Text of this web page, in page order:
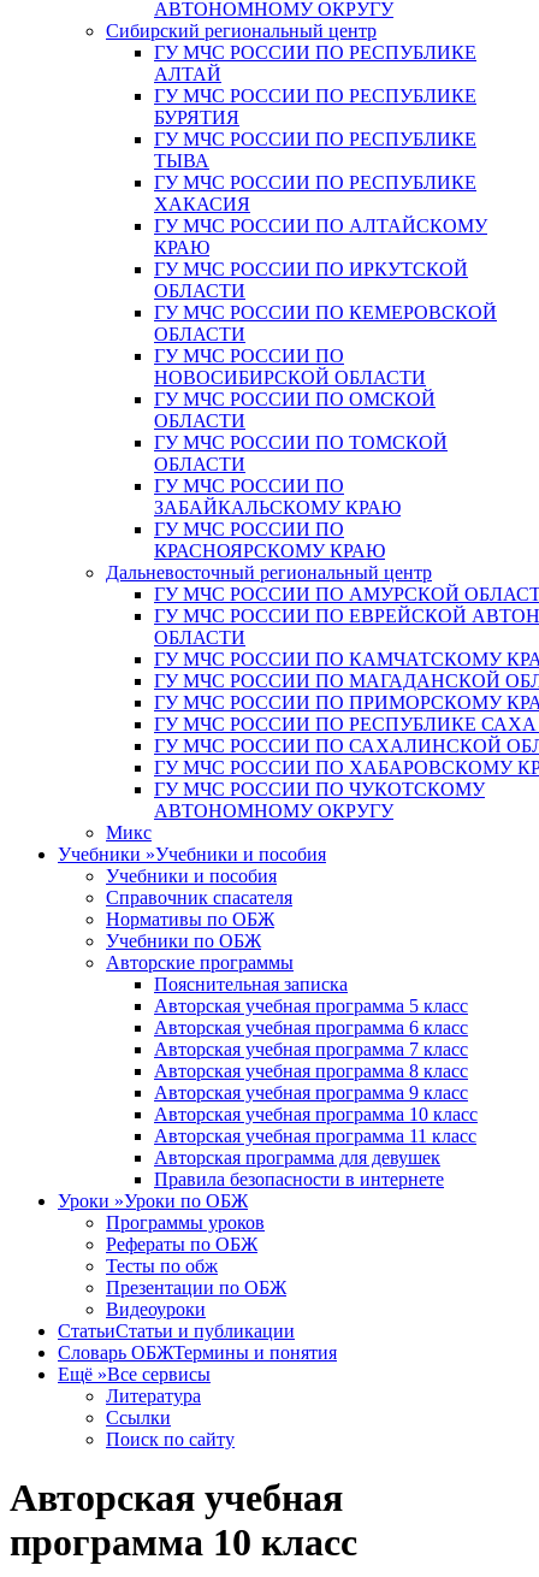
АВТОНОМНОМУ ОКРУГУ
Сибирский региональный центр
ГУ МЧС РОССИИ ПО РЕСПУБЛИКЕ
АЛТАЙ
ГУ МЧС РОССИИ ПО РЕСПУБЛИКЕ
БУРЯТИЯ
ГУ МЧС РОССИИ ПО РЕСПУБЛИКЕ
ТЫВА
ГУ МЧС РОССИИ ПО РЕСПУБЛИКЕ
ХАКАСИЯ
ГУ МЧС РОССИИ ПО АЛТАЙСКОМУ
КРАЮ
ГУ МЧС РОССИИ ПО ИРКУТСКОЙ
ОБЛАСТИ
ГУ МЧС РОССИИ ПО КЕМЕРОВСКОЙ
ОБЛАСТИ
ГУ МЧС РОССИИ ПО
НОВОСИБИРСКОЙ ОБЛАСТИ
ГУ МЧС РОССИИ ПО ОМСКОЙ
ОБЛАСТИ
ГУ МЧС РОССИИ ПО ТОМСКОЙ
ОБЛАСТИ
ГУ МЧС РОССИИ ПО
ЗАБАЙКАЛЬСКОМУ КРАЮ
ГУ МЧС РОССИИ ПО
КРАСНОЯРСКОМУ КРАЮ
Дальневосточный региональный центр
ГУ МЧС РОССИИ ПО АМУРСКОЙ
ГУ МЧС РОССИИ ПО ЕВРЕЙСКОЙ
ОБЛАСТИ
ГУ МЧС РОССИИ ПО КАМЧАТСКОМУ
ГУ МЧС РОССИИ ПО МАГАДАНСКОЙ
ГУ МЧС РОССИИ ПО ПРИМОРСКОМУ
ГУ МЧС РОССИИ ПО РЕСПУБЛИКЕ
ГУ МЧС РОССИИ ПО САХАЛИНСКОЙ
ГУ МЧС РОССИИ ПО ХАБАРОВСКОМУ
ГУ МЧС РОССИИ ПО ЧУКОТСКОМУ
АВТОНОМНОМУ ОКРУГУ
Микс
Учебники »Учебники и пособия
Учебники и пособия
Справочник спасателя
Нормативы по ОБЖ
Учебники по ОБЖ
Авторские программы
Пояснительная записка
Авторская учебная программа 5 класс
Авторская учебная программа 6 класс
Авторская учебная программа 7 класс
Авторская учебная программа 8 класс
Авторская учебная программа 9 класс
Авторская учебная программа 10 класс
Авторская учебная программа 11 класс
Авторская программа для девушек
Правила безопасности в интернете
Уроки »Уроки по ОБЖ
Программы уроков
Рефераты по ОБЖ
Тесты по обж
Презентации по ОБЖ
Видеоуроки
СтатьиСтатьи и публикации
Словарь ОБЖТермины и понятия
Ещё »Все сервисы
Литература
Ссылки
Поиск по сайту
Авторская учебная
программа 10 класс